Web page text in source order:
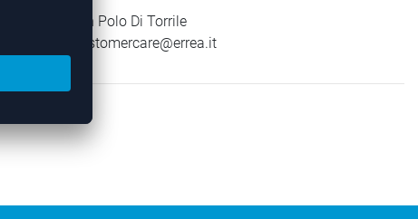
43056 San Polo Di Torrile
customercare@errea.it